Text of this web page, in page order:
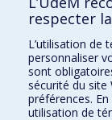
Qui fait quoi?
Nous trouver
Plan du site
Accessibilité
respecter
L’utilisation de
personnaliser
sont
sécurité du site
préférences.
utilisation de